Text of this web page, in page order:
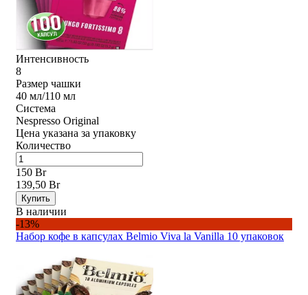
Интенсивность
8
Размер чашки
40 мл/110 мл
Система
Nespresso Original
Цена указана за упаковку
Количество
150 Br
139,50 Br
Купить
В наличии
-13%
Набор кофе в капсулах Belmio Viva la Vanilla 10 упаковок